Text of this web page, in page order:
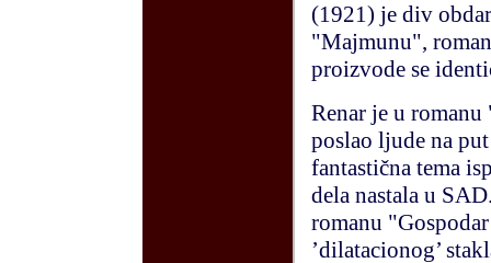
(1921) je div
"Majmunu",
proizvode se
Renar je u
poslao ljude na
fantastična tema
dela nastala u
romanu
’dilatacionog’